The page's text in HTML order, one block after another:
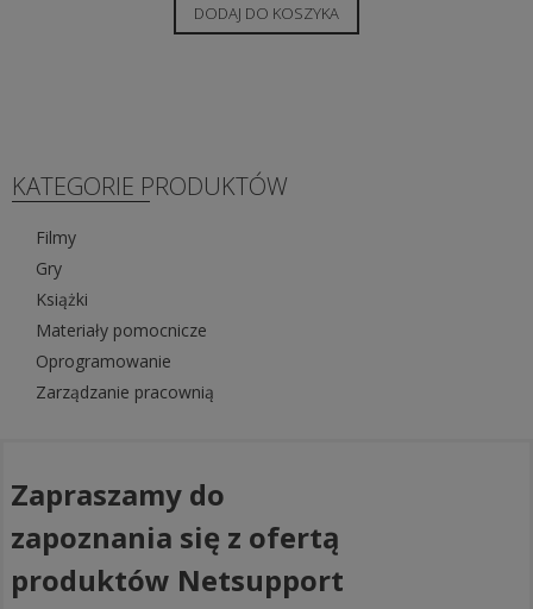
DODAJ DO KOSZYKA
KATEGORIE PRODUKTÓW
Filmy
Gry
Książki
Materiały pomocnicze
Oprogramowanie
Zarządzanie pracownią
Zapraszamy do
zapoznania się z ofertą
produktów Netsupport